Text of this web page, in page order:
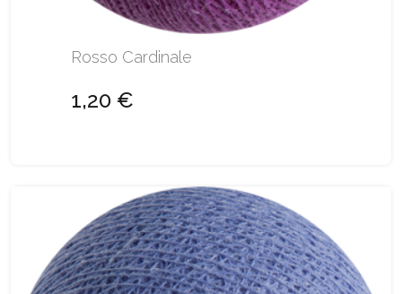
Rosso Cardinale
1,20 €